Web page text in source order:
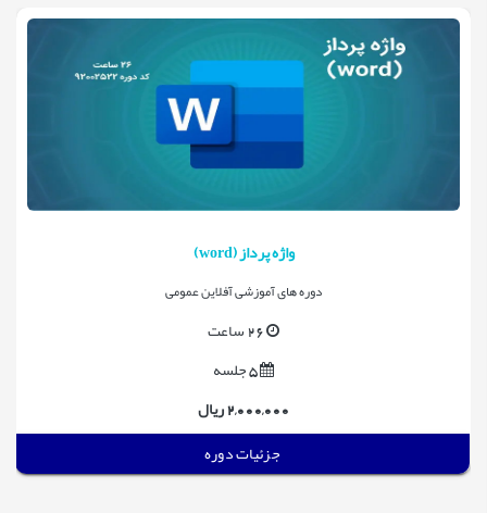
واژه پرداز (word)
دوره های آموزشی آفلاین عمومی
26 ساعت
2,000,000 ریال
جزئیات دوره